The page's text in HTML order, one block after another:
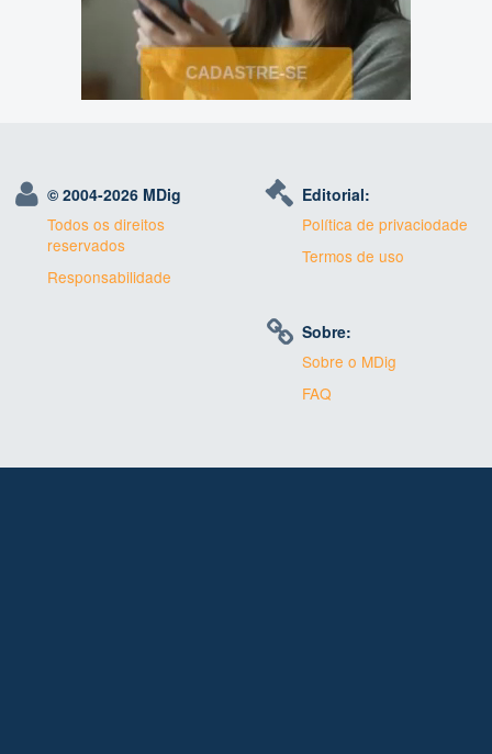
© 2004-2026 MDig
Todos os direitos
reservados
Responsabilidade
Editorial:
Política de privaciodade
Termos de uso
Sobre:
Sobre o MDig
FAQ